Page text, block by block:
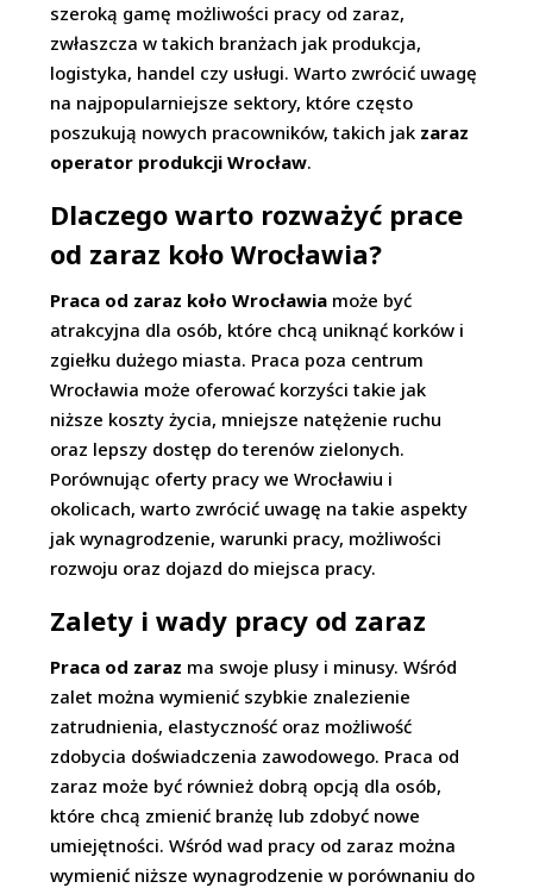
szeroką gamę możliwości pracy od zaraz,
zwłaszcza w takich branżach jak produkcja,
logistyka, handel czy usługi. Warto zwrócić uwagę
na najpopularniejsze sektory, które często
poszukują nowych pracowników, takich jak zaraz
operator produkcji Wrocław.
Dlaczego warto rozważyć prace
od zaraz koło Wrocławia?
Praca od zaraz koło Wrocławia może być
atrakcyjna dla osób, które chcą uniknąć korków i
zgiełku dużego miasta. Praca poza centrum
Wrocławia może oferować korzyści takie jak
niższe koszty życia, mniejsze natężenie ruchu
oraz lepszy dostęp do terenów zielonych.
Porównując oferty pracy we Wrocławiu i
okolicach, warto zwrócić uwagę na takie aspekty
jak wynagrodzenie, warunki pracy, możliwości
rozwoju oraz dojazd do miejsca pracy.
Zalety i wady pracy od zaraz
Praca od zaraz ma swoje plusy i minusy. Wśród
zalet można wymienić szybkie znalezienie
zatrudnienia, elastyczność oraz możliwość
zdobycia doświadczenia zawodowego. Praca od
zaraz może być również dobrą opcją dla osób,
które chcą zmienić branżę lub zdobyć nowe
umiejętności. Wśród wad pracy od zaraz można
wymienić niższe wynagrodzenie w porównaniu do